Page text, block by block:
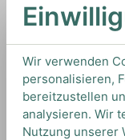
HOW TO
Wir empfehlen
Cocktails wie
Wir verwenden
personalisieren,
bereitzustellen
analysieren. Wir
Nutzung unserer